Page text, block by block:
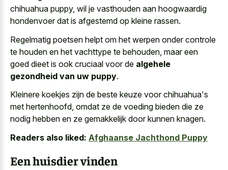
chihuahua puppy, wil je vasthouden aan hoogwaardig
hondenvoer dat is afgestemd op kleine rassen.
Regelmatig poetsen helpt om het werpen onder controle
te houden en het vachttype te behouden, maar een
goed dieet is ook cruciaal voor de algehele
gezondheid van uw puppy.
Kleinere koekjes zijn de beste keuze voor chihuahua's
met hertenhoofd, omdat ze de voeding bieden die ze
nodig hebben en ze gemakkelijk door kunnen knagen.
Readers also liked: Afghaanse Jachthond Puppy
Een huisdier vinden